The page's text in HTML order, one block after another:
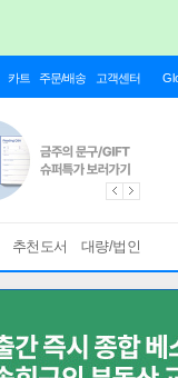
카트 주문/배송 고객센터
추천도서 대량/법인